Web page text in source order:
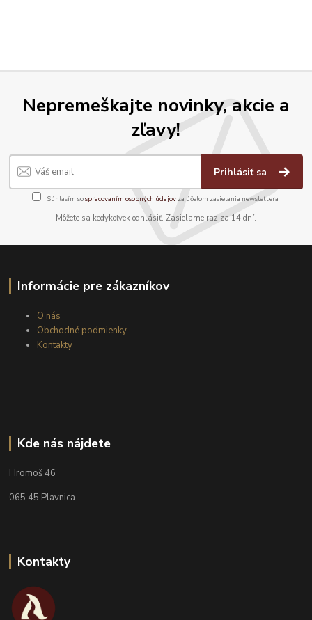
Nepremeškajte novinky, akcie a
zľavy!
Prihlásiť sa
Súhlasím sospracovaním osobných údajov za účelom zasielania newslettera.
Môžete sa kedykoľvek odhlásiť. Zasielame raz za 14 dní.
Informácie pre zákazníkov
O nás
Obchodné podmienky
Kontakty
Kde nás nájdete
Hromoš 46
065 45 Plavnica
Kontakty